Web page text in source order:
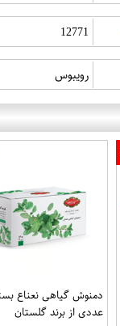
12771
رویبوس
عددی از برند گلستان